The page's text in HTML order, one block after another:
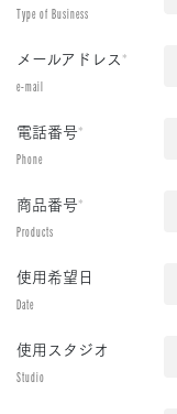
Type of Business
メールアドレス*
e-mail
電話番号*
Phone
商品番号*
Products
使用希望日
Date
使用スタジオ
Studio